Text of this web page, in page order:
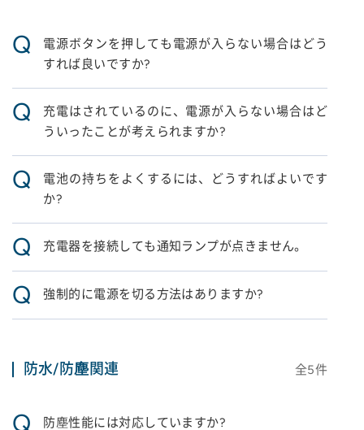
Q
電源ボタンを押しても電源が入らない場合はどう
すれば良いですか?
Q
充電はされているのに、電源が入らない場合はど
ういったことが考えられますか?
Q
電池の持ちをよくするには、どうすればよいです
か?
Q 充電器を接続しても通知ランプが点きません。
Q 強制的に電源を切る方法はありますか?
防水/防塵関連 全5件
Q 防塵性能には対応していますか?